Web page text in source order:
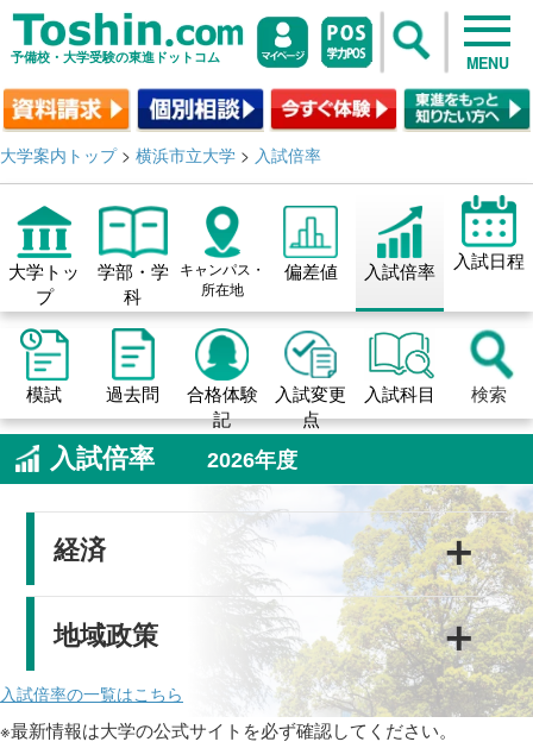
予備校・大学受験の東進ドットコム MENU
大学案内トップ> 横浜市立大学 > 入試倍率
大学トッ
プ
学部・学
科
キャンパス・
所在地
偏差値 入試倍率 入試日程
模試 過去問
合格体験
記
入試変更
点
入試科目 検索
入試倍率 2026年度
経済 ＋
地域政策 ＋
入試倍率の一覧はこちら
※最新情報は大学の公式サイトを必ず確認してください。